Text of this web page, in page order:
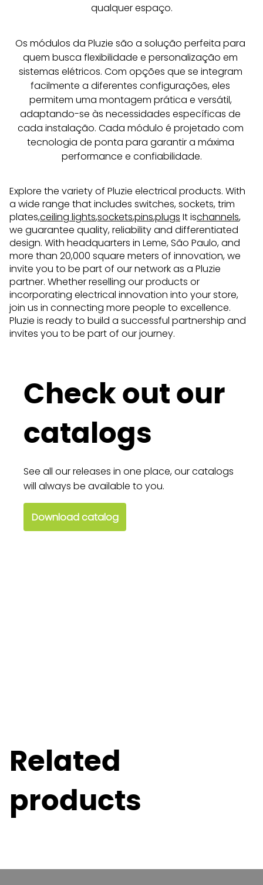
qualquer espaço.
Os módulos da Pluzie são a solução perfeita para
quem busca flexibilidade e personalização em
sistemas elétricos. Com opções que se integram
facilmente a diferentes configurações, eles
permitem uma montagem prática e versátil,
adaptando-se às necessidades específicas de
cada instalação. Cada módulo é projetado com
tecnologia de ponta para garantir a máxima
performance e confiabilidade.
Explore the variety of Pluzie electrical products. With
a wide range that includes switches, sockets, trim
plates,ceiling lights,sockets,pins,plugs It ischannels,
we guarantee quality, reliability and differentiated
design. With headquarters in Leme, São Paulo, and
more than 20,000 square meters of innovation, we
invite you to be part of our network as a Pluzie
partner. Whether reselling our products or
incorporating electrical innovation into your store,
join us in connecting more people to excellence.
Pluzie is ready to build a successful partnership and
invites you to be part of our journey.
Check out our
catalogs
See all our releases in one place, our catalogs
will always be available to you.
Download catalog
Related
products